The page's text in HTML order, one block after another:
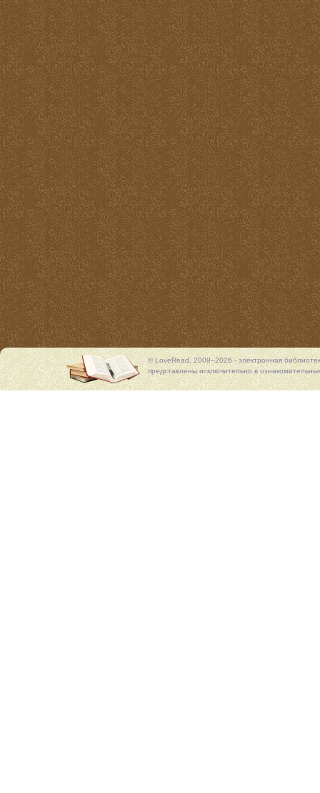
© LoveRead, 2009–2026 - электронная
представлены исключительно в